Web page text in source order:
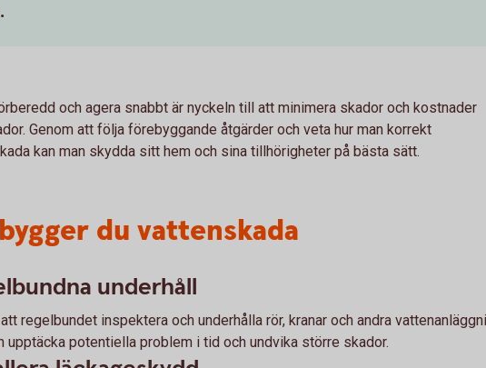
och agera snabbt är nyckeln till att minimera skador och kostnader
Genom att följa förebyggande åtgärder och veta hur man korrekt
kan man skydda sitt hem och sina tillhörigheter på bästa sätt.
du vattenskada
underhåll
regelbundet inspektera och underhålla rör, kranar och andra
upptäcka potentiella problem i tid och undvika större skador.